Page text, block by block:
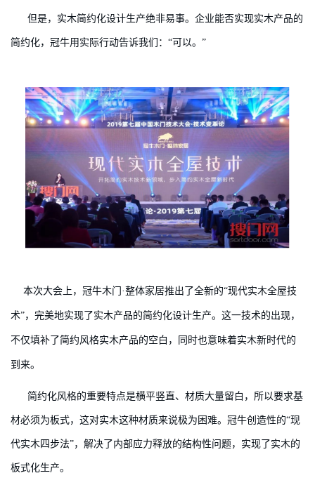
但是，实木简约化设计生产绝非易事。企业能否实现实木产品的
简约化，冠牛用实际行动告诉我们：“可以。”
本次大会上，冠牛木门·整体家居推出了全新的“现代实木全屋技
术”，完美地实现了实木产品的简约化设计生产。这一技术的出现，
不仅填补了简约风格实木产品的空白，同时也意味着实木新时代的
到来。
简约化风格的重要特点是横平竖直、材质大量留白，所以要求基
材必须为板式，这对实木这种材质来说极为困难。冠牛创造性的“现
代实木四步法”，解决了内部应力释放的结构性问题，实现了实木的
板式化生产。